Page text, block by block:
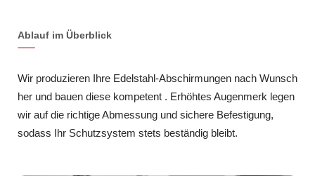
Ablauf im Überblick
Wir produzieren Ihre Edelstahl-Abschirmungen nach Wunsch
her und bauen diese kompetent . Erhöhtes Augenmerk legen
wir auf die richtige Abmessung und sichere Befestigung,
sodass Ihr Schutzsystem stets beständig bleibt.